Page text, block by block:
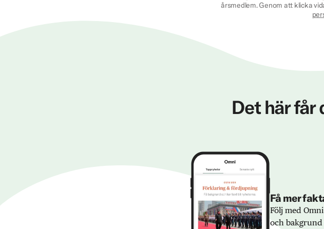
årsmedlem. Genom att klicka
Det här får
Få mer
Följ med
och